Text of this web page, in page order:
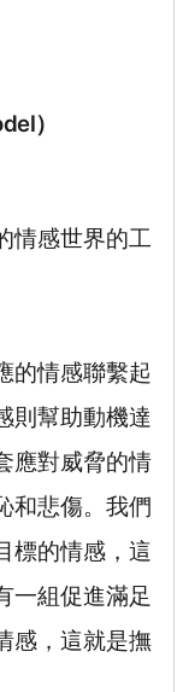
）
情感世界的工
的情感聯繫起
則幫助動機達
應對威脅的情
和悲傷。我們
標的情感，這
一組促進滿足
感，這就是撫